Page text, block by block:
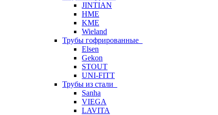
JINTIAN
HME
KME
Wieland
Трубы гофрированные
Elsen
Gekon
STOUT
UNI-FITT
Трубы из стали
Sanha
VIEGA
LAVITA